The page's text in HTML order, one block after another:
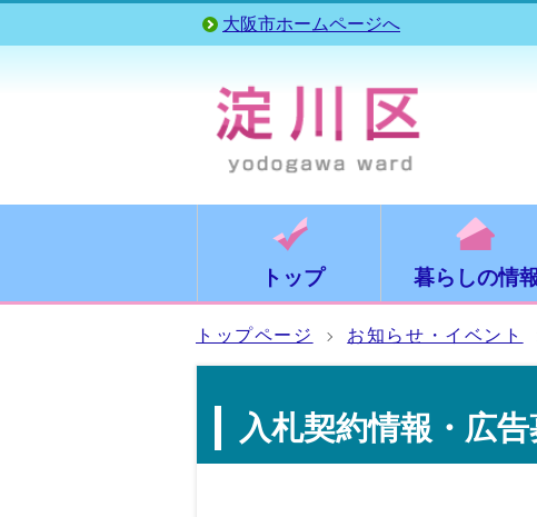
大阪市ホームページへ
トップ 暮らしの情
トップページ お知らせ・イベント
入札契約情報・広